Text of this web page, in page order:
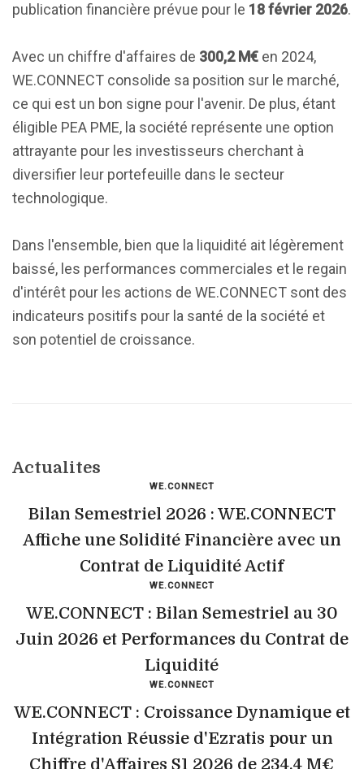
publication financière prévue pour le 18 février 2026.
Avec un chiffre d'affaires de 300,2 M€ en 2024,
WE.CONNECT consolide sa position sur le marché,
ce qui est un bon signe pour l'avenir. De plus, étant
éligible PEA PME, la société représente une option
attrayante pour les investisseurs cherchant à
diversifier leur portefeuille dans le secteur
technologique.
Dans l'ensemble, bien que la liquidité ait légèrement
baissé, les performances commerciales et le regain
d'intérêt pour les actions de WE.CONNECT sont des
indicateurs positifs pour la santé de la société et
son potentiel de croissance.
Actualites
WE.CONNECT
Bilan Semestriel 2026 : WE.CONNECT
Affiche une Solidité Financière avec un
Contrat de Liquidité Actif
WE.CONNECT
WE.CONNECT : Bilan Semestriel au 30
Juin 2026 et Performances du Contrat de
Liquidité
WE.CONNECT
WE.CONNECT : Croissance Dynamique et
Intégration Réussie d'Ezratis pour un
Chiffre d'Affaires S1 2026 de 234,4 M€